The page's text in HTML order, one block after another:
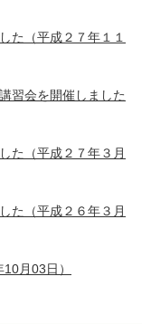
た（平成２７年１１
習会を開催しました
た（平成２７年３月
た（平成２６年３月
月03日）